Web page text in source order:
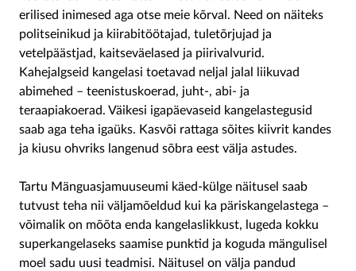
erilised inimesed aga otse meie kõrval. Need on näiteks
politseinikud ja kiirabitöötajad, tuletõrjujad ja
vetelpäästjad, kaitseväelased ja piirivalvurid.
Kahejalgseid kangelasi toetavad neljal jalal liikuvad
abimehed – teenistuskoerad, juht-, abi- ja
teraapiakoerad. Väikesi igapäevaseid kangelastegusid
saab aga teha igaüks. Kasvõi rattaga sõites kiivrit kandes
ja kiusu ohvriks langenud sõbra eest välja astudes.
Tartu Mänguasjamuuseumi käed-külge näitusel saab
tutvust teha nii väljamõeldud kui ka päriskangelastega –
võimalik on mõõta enda kangelaslikkust, lugeda kokku
superkangelaseks saamise punktid ja koguda mängulisel
moel sadu uusi teadmisi. Näitusel on välja pandud